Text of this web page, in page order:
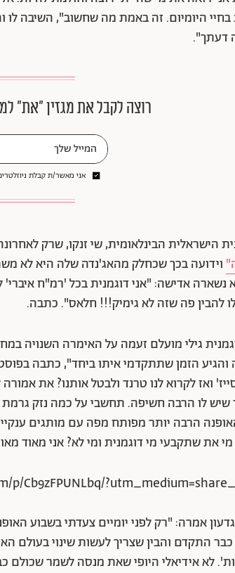
היומיום. זה באמת מה שחשוב", השיבה לו
דעתך".
רוצה לקבל את מגזין ״את״
אני מאשר/ת קבלת
הישראלית הבינלאומית, שי זנקו, שרק
וידועה בכך שכחלק מהאג'נדה שלה היא לא
להבין פה שזה לא גימיק!!! חלאס". כתבה.
גילי מועלם זעמה על האימרה השנויה
הזמן שתתקדמי איתו ביחד", כתבה
ואז לקרוא לנו טרנד ולבטל אותנו? את
לו הרבה חשיפה. תחשבי על כמה נזק גרמת
הרבה יותר מפותח מפה עם מותגים
את שתקבעי מי דוגמנית ומי לא? אני מאוד
p/Cb9zFPUNLbq/
אמרה: "רק לפני יומיים צעדתי בשבוע
התקדם והבין שצריך לעשות שינוי בעולם
לא אידיאלי היופי שאת מנסה לשמר שכולם